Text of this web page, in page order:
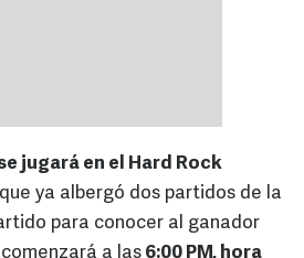
jugará en el Hard Rock
que ya albergó dos partidos de la
para conocer al ganador
a las 6:00 PM, hora